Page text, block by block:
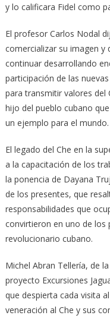
y lo calificara Fidel como
El profesor Carlos Nodal
comercializar su imagen y
continuar desarrollando
participación de las
para transmitir valores del
hijo del pueblo cubano
un ejemplo para el mundo.
El legado del Che en la
a la capacitación de los
la ponencia de Dayana
de los presentes, que
responsabilidades que
convirtieron en uno de los
revolucionario cubano.
Michel Abran Tellería, de
proyecto Excursiones
que despierta cada visita
veneración al Che y sus